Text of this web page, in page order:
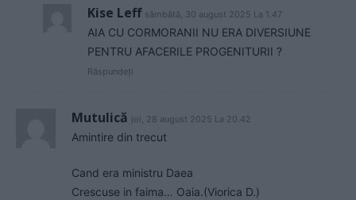
Kise Leff sâmbătă, 30 august 2025 La 1.47
AIA CU CORMORANII NU ERA DIVERSIUNE
PENTRU AFACERILE PROGENITURII ?
Răspundeți
Mutulică joi, 28 august 2025 La 20.42
Amintire din trecut
Cand era ministru Daea
Crescuse in faima… Oaia.(Viorica D.)